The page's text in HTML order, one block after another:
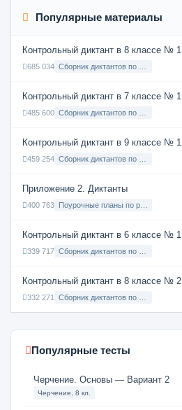
Популярные материалы
Контрольный диктант в 8 классе № 1
685 034
Контрольный диктант в 7 классе № 1
485 600
Контрольный диктант в 9 классе № 1
459 254
Приложение 2. Диктанты
400 763
Контрольный диктант в 6 классе № 1
339 717
Контрольный диктант в 8 классе № 2
332 271
Популярные тесты
Черчение. Основы — Вариант 2
Черчение, 8 кл.